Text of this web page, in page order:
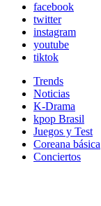
facebook
twitter
instagram
youtube
tiktok
Trends
Noticias
K-Drama
kpop Brasil
Juegos y Test
Coreana básica
Conciertos